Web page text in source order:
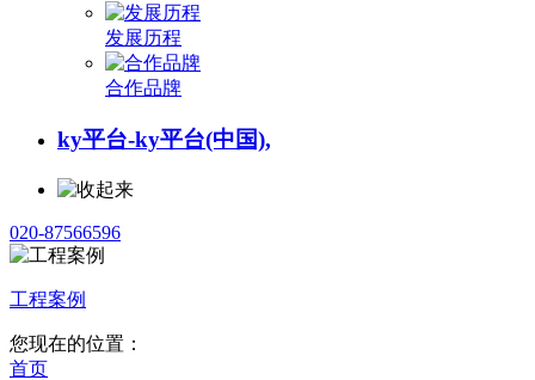
发展历程
合作品牌
ky平台-ky平台(中国),
020-87566596
工程案例
您现在的位置：
首页